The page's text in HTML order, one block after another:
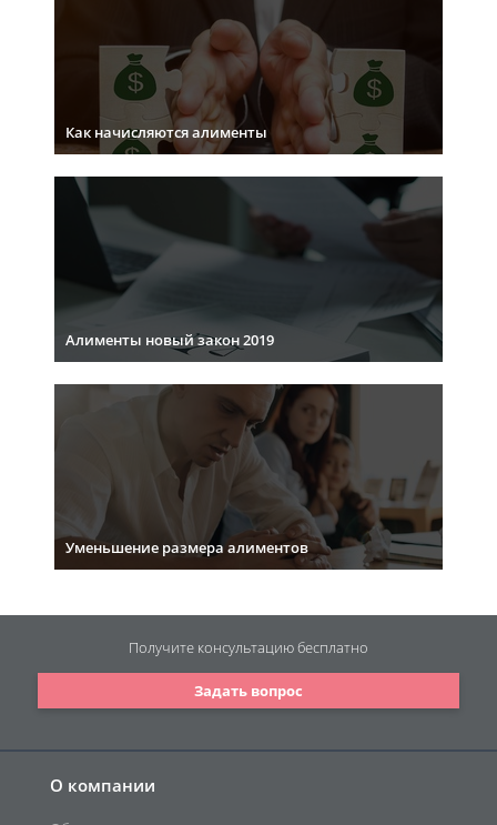
Как начисляются алименты
Алименты новый закон 2019
Уменьшение размера алиментов
О компании
Задать вопрос
Получите консультациюбесплатно